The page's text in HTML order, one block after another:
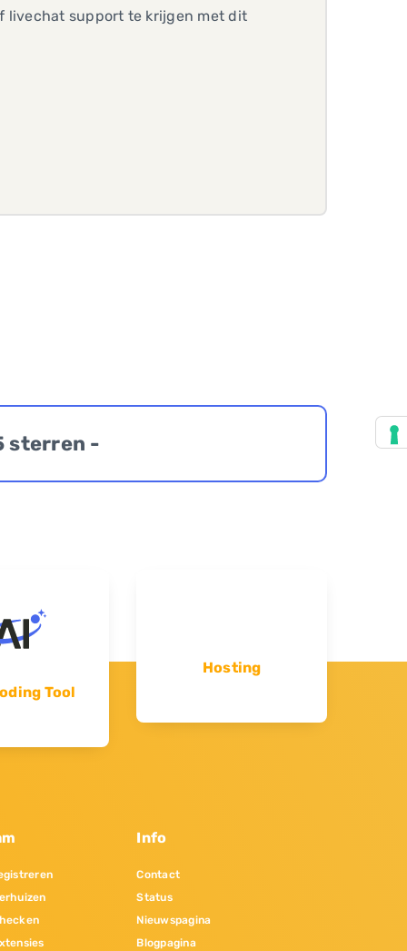
livechat support te krijgen met dit
sterren -
Tool
Hosting
Info
Contact
Status
Nieuwspagina
Blogpagina